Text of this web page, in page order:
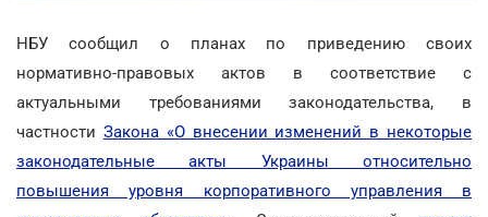
НБУ сообщил о планах по приведению своих
нормативно-правовых актов в соответствие с
актуальными требованиями законодательства, в
частности Закона «О внесении изменений в некоторые
законодательные акты Украины относительно
повышения уровня корпоративного управления в